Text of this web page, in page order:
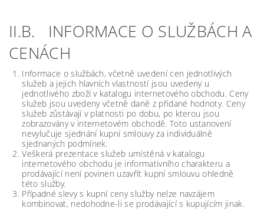
II.B. INFORMACE O SLUŽBÁCH A
CENÁCH
Informace o službách, včetně uvedení cen jednotlivých
služeb a jejich hlavních vlastností jsou uvedeny u
jednotlivého zboží v katalogu internetového obchodu. Ceny
služeb jsou uvedeny včetně daně z přidané hodnoty. Ceny
služeb zůstávají v platnosti po dobu, po kterou jsou
zobrazovány v internetovém obchodě. Toto ustanovení
nevylučuje sjednání kupní smlouvy za individuálně
sjednaných podmínek.
Veškerá prezentace služeb umístěná v katalogu
internetového obchodu je informativního charakteru a
prodávající není povinen uzavřít kupní smlouvu ohledně
této služby.
Případné slevy s kupní ceny služby nelze navzájem
kombinovat, nedohodne-li se prodávající s kupujícím jinak.